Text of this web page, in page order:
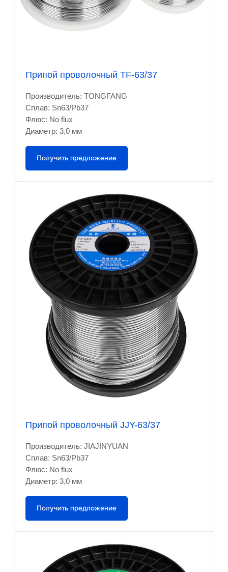
Припой проволочный TF-63/37
Производитель: TONGFANG
Сплав: Sn63/Pb37
Флюс: No flux
Диаметр: 3,0 мм
Получить предложение
Припой проволочный JJY-63/37
Производитель: JIAJINYUAN
Сплав: Sn63/Pb37
Флюс: No flux
Диаметр: 3,0 мм
Получить предложение